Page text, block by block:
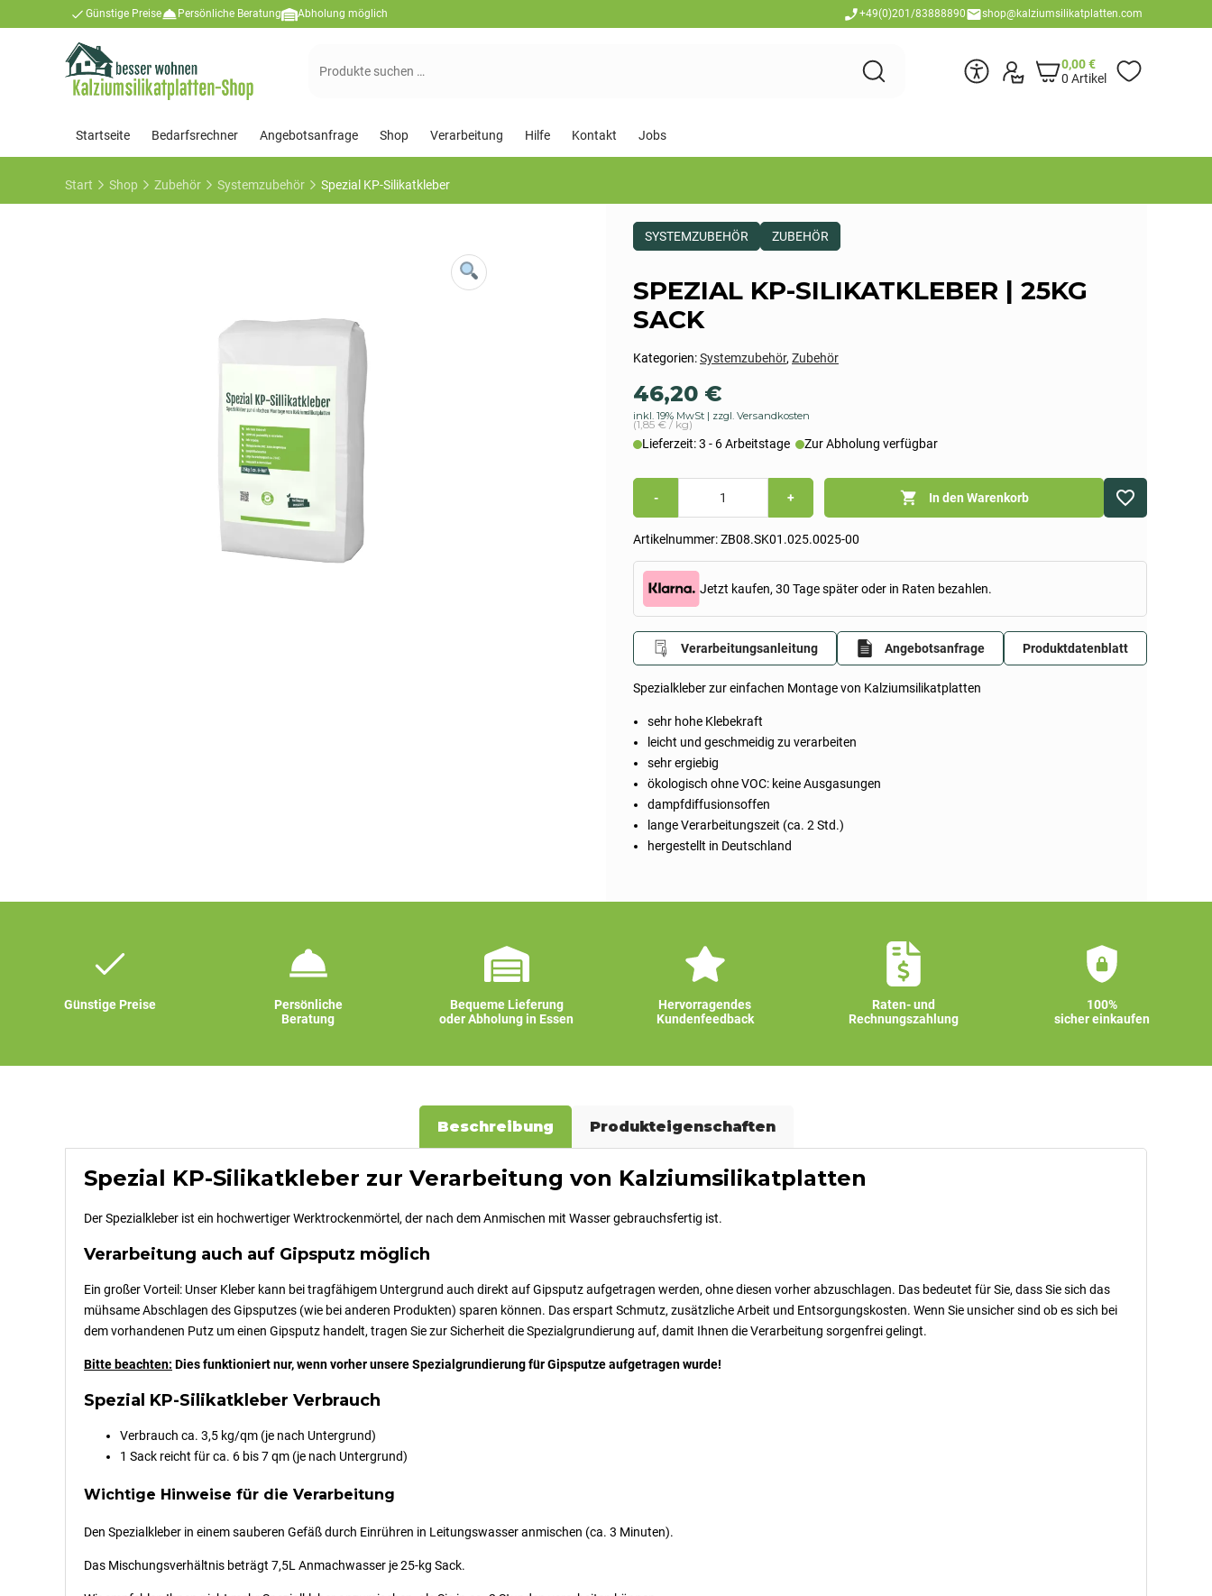
Günstige Preise Persönliche Beratung Abholung möglich +49(0)201/83888890 shop@kalziumsilikatplatten.com
0,00€
0 Artikel
Suchen
Startseite Bedarfsrechner Angebotsanfrage Shop Verarbeitung Hilfe Kontakt Jobs
Start Shop Zubehör Systemzubehör Spezial KP-Silikatkleber
Dieses
Produkt
als:
Systemzubehör,Zubehör
SYSTEMZUBEHÖR ZUBEHÖR
SPEZIAL KP-SILIKATKLEBER | 25KG
SACK
Artikelnummer:ZB08.SK01.025.0025-00
Kategorien:Systemzubehör, Zubehör
46,20 €
inkl. 19% MwSt zzgl. Versandkosten
(1,85 € / kg)
Spezialkleber zur einfachen Montage von Kalziumsilikatplatten
sehr hohe Klebekraft
leicht und geschmeidig zu verarbeiten
sehr ergiebig
ökologisch ohne VOC: keine Ausgasungen
dampfdiffusionsoffen
lange Verarbeitungszeit (ca. 2 Std.)
hergestellt in Deutschland
-
25kg
Menge
+ In den Warenkorb
Jetzt kaufen, 30 Tage später oder in Raten bezahlen.
Lieferzeit: 3 - 6 Arbeitstage Zur Abholung verfügbar
Verarbeitungsanleitung Angebotsanfrage Produktdatenblatt
Günstige Preise
Persönliche
Beratung
Bequeme Lieferung
oder Abholung in Essen
Hervorragendes
Kundenfeedback
Raten- und
Rechnungszahlung
100%
sicher einkaufen
Beschreibung Produkteigenschaften
Spezial KP-Silikatkleber zur Verarbeitung von Kalziumsilikatplatten
Der Spezialkleber ist ein hochwertiger Werktrockenmörtel, der nach dem Anmischen mit Wasser gebrauchsfertig ist.
Verarbeitung auch auf Gipsputz möglich
Ein großer Vorteil: Unser Kleber kann bei tragfähigem Untergrund auch direkt auf Gipsputz aufgetragen werden, ohne diesen vorher abzuschlagen. Das bedeutet für Sie, dass Sie sich das
mühsame Abschlagen des Gipsputzes (wie bei anderen Produkten) sparen können. Das erspart Schmutz, zusätzliche Arbeit und Entsorgungskosten. Wenn Sie unsicher sind ob es sich bei
dem vorhandenen Putz um einen Gipsputz handelt, tragen Sie zur Sicherheit die Spezialgrundierung auf, damit Ihnen die Verarbeitung sorgenfrei gelingt.
Bitte beachten: Dies funktioniert nur, wenn vorher unsere Spezialgrundierung für Gipsputze aufgetragen wurde!
Spezial KP-Silikatkleber Verbrauch
Verbrauch ca. 3,5 kg/qm (je nach Untergrund)
1 Sack reicht für ca. 6 bis 7 qm (je nach Untergrund)
Wichtige Hinweise für die Verarbeitung
Den Spezialkleber in einem sauberen Gefäß durch Einrühren in Leitungswasser anmischen (ca. 3 Minuten).
Das Mischungsverhältnis beträgt 7,5L Anmachwasser je 25-kg Sack.